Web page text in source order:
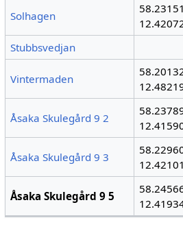
Solhagen
Stubbsvedjan
Vintermaden
Åsaka Skulegård 9 2
Åsaka Skulegård 9 3
Åsaka Skulegård 9 5